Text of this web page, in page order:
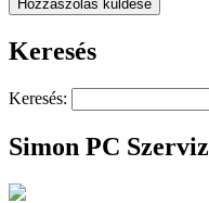
Keresés
Keresés:
Simon PC Szerviz